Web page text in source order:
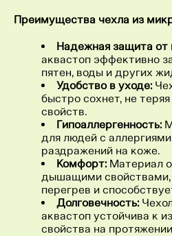
Преимущества чехла из
Надежная защита от
аквастоп эффективно
пятен, воды и других
Удобство в уходе:
быстро сохнет, не
свойств.
Гипоаллергенность:
для людей с
раздражений на коже.
Комфорт: Материал
дышащими
перегрев и
Долговечность:
аквастоп устойчива к
свойства на